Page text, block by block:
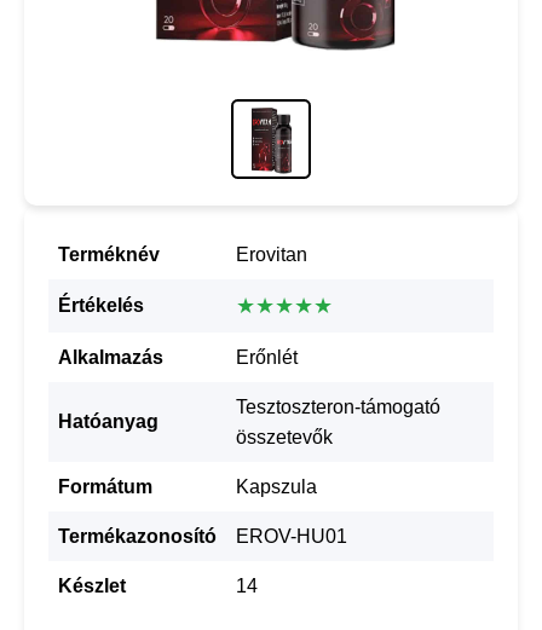
Terméknév Erovitan
Értékelés ★★★★★
Alkalmazás Erőnlét
Hatóanyag
Tesztoszteron-támogató
összetevők
Formátum Kapszula
Termékazonosító EROV-HU01
Készlet 14